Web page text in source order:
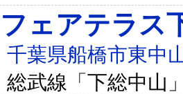
フェアテラス
千葉県船橋市東中
総武線「下総中山